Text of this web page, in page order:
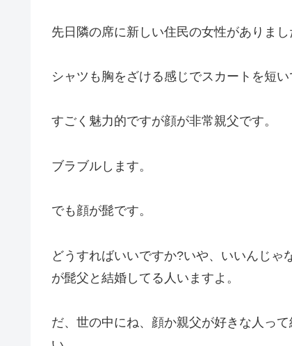
先日隣の席に新しい住民の女性がありまし
シャツも胸をざける感じでスカートを短い
すごく魅力的ですが顔が非常親父です。
ブラブルします。
でも顔が髭です。
どうすればいいですか?いや、いいんじ
が髭父と結婚してる人いますよ。
だ、世の中にね、顔か親父が好きな人っ